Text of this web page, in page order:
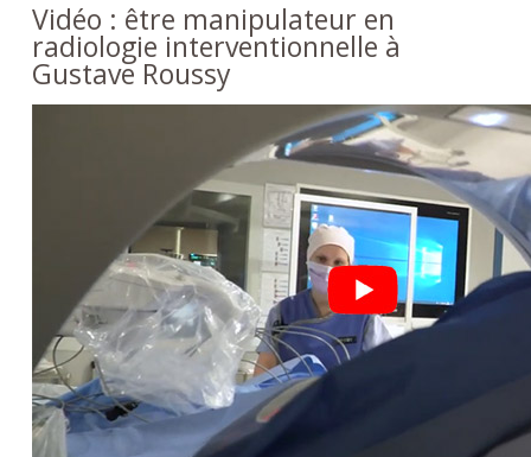
Vidéo : être manipulateur en
radiologie interventionnelle à
Gustave Roussy